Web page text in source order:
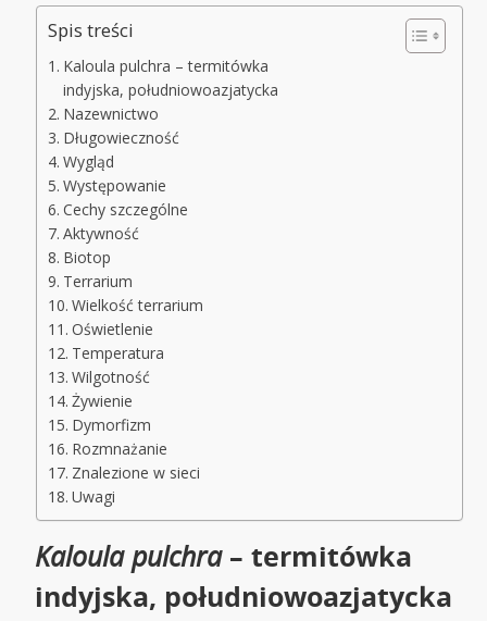
Spis treści
Kaloula pulchra – termitówka
indyjska, południowoazjatycka
Nazewnictwo
Długowieczność
Wygląd
Występowanie
Cechy szczególne
Aktywność
Biotop
Terrarium
Wielkość terrarium
Oświetlenie
Temperatura
Wilgotność
Żywienie
Dymorfizm
Rozmnażanie
Znalezione w sieci
Uwagi
Kaloula pulchra– termitówka
indyjska, południowoazjatycka